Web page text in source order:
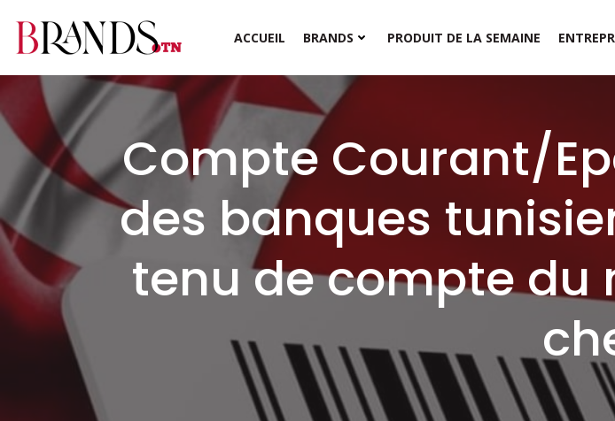
contenu
ACCUEIL BRANDS PRODUIT DE LA SEMAINE
Compte Courant/
des banques
tenu de compte du